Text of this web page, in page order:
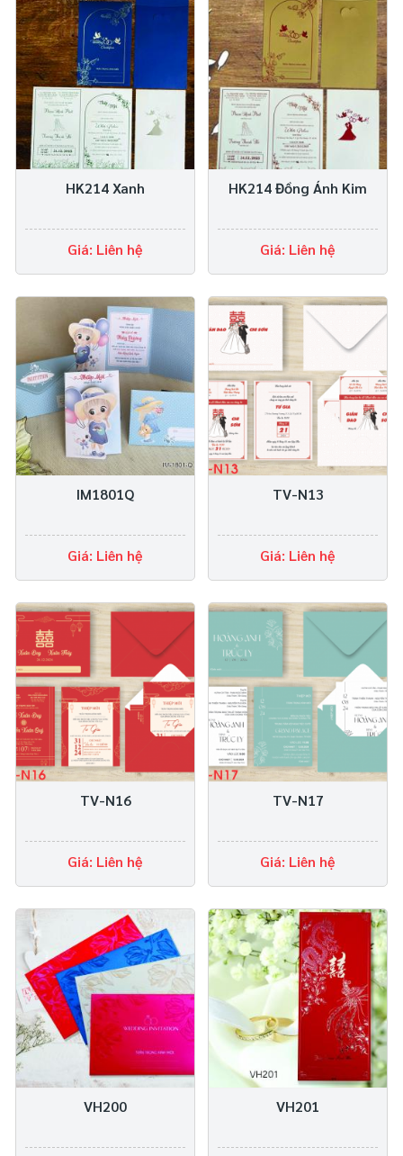
HK214 Xanh
Giá: Liên hệ
HK214 Đồng Ánh Kim
Giá: Liên hệ
IM1801Q
Giá: Liên hệ
TV-N13
Giá: Liên hệ
TV-N16
Giá: Liên hệ
TV-N17
Giá: Liên hệ
VH200 VH201